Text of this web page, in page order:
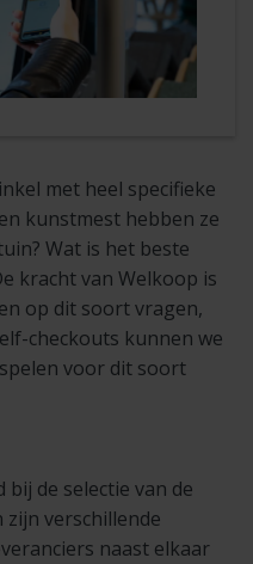
met heel specifieke
kunstmest hebben ze
Wat is het beste
kracht van Welkoop is
op dit soort vragen,
checkouts kunnen we
voor dit soort
bij de selectie van de
verschillende
naast elkaar